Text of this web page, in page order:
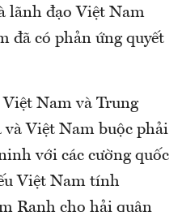
lãnh đạo Việt Nam
đã có phản ứng quyết
Việt Nam và Trung
và Việt Nam buộc phải
với các cường quốc
Việt Nam tính
Ranh cho hải quân